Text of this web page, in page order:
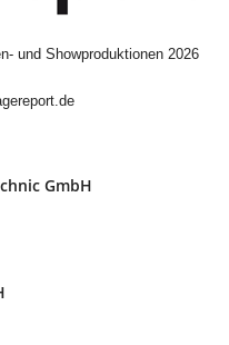
und Showproduktionen 2026
GmbH